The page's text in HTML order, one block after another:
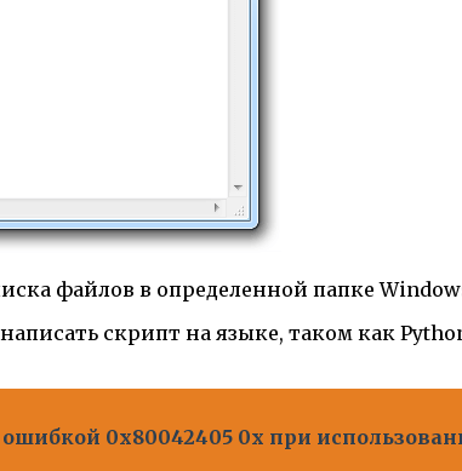
файлов в определенной папке
скрипт на языке, таком как
0x80042405 0x при